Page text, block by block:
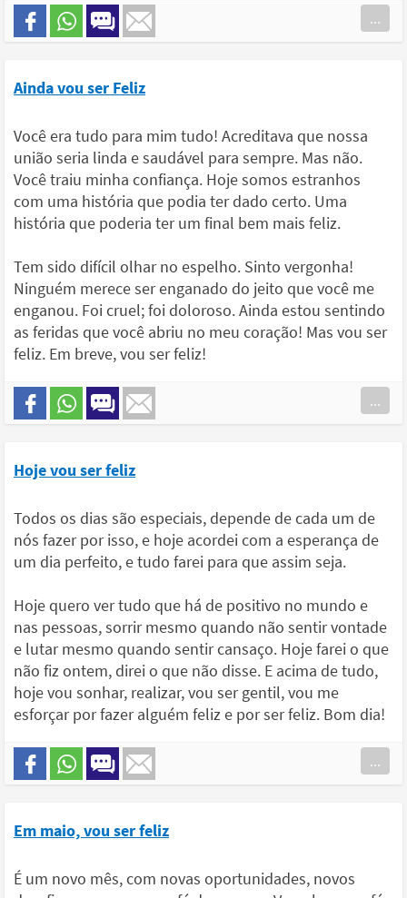
...
Ainda vou ser Feliz
Você era tudo para mim tudo! Acreditava que nossa
união seria linda e saudável para sempre. Mas não.
Você traiu minha confiança. Hoje somos estranhos
com uma história que podia ter dado certo. Uma
história que poderia ter um final bem mais feliz.
Tem sido difícil olhar no espelho. Sinto vergonha!
Ninguém merece ser enganado do jeito que você me
enganou. Foi cruel; foi doloroso. Ainda estou sentindo
as feridas que você abriu no meu coração! Mas vou ser
feliz. Em breve, vou ser feliz!
...
Hoje vou ser feliz
Todos os dias são especiais, depende de cada um de
nós fazer por isso, e hoje acordei com a esperança de
um dia perfeito, e tudo farei para que assim seja.
Hoje quero ver tudo que há de positivo no mundo e
nas pessoas, sorrir mesmo quando não sentir vontade
e lutar mesmo quando sentir cansaço. Hoje farei o que
não fiz ontem, direi o que não disse. E acima de tudo,
hoje vou sonhar, realizar, vou ser gentil, vou me
esforçar por fazer alguém feliz e por ser feliz. Bom dia!
...
Em maio, vou ser feliz
É um novo mês, com novas oportunidades, novos